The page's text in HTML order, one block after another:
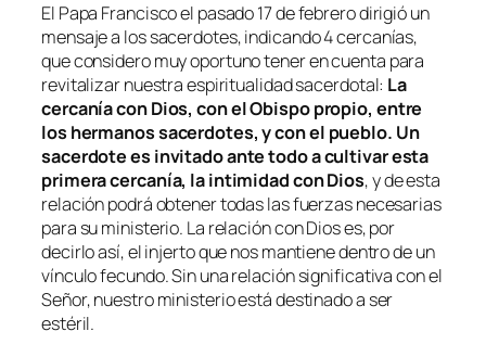
El Papa Francisco el pasado 17 de febrero dirigió un
mensaje a los sacerdotes, indicando 4 cercanías,
que considero muy oportuno tener en cuenta para
revitalizar nuestra espiritualidad sacerdotal: La
cercanía con Dios, con el Obispo propio, entre
los hermanos sacerdotes, y con el pueblo. Un
sacerdote es invitado ante todo a cultivar esta
primera cercanía, la intimidad con Dios, y de esta
relación podrá obtener todas las fuerzas necesarias
para su ministerio. La relación con Dios es, por
decirlo así, el injerto que nos mantiene dentro de un
vínculo fecundo. Sin una relación significativa con el
Señor, nuestro ministerio está destinado a ser
estéril.